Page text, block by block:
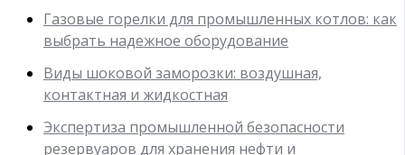
Газовые горелки для промышленных котлов: как
выбрать надежное оборудование
Виды шоковой заморозки: воздушная,
контактная и жидкостная
Экспертиза промышленной безопасности
резервуаров для хранения нефти и